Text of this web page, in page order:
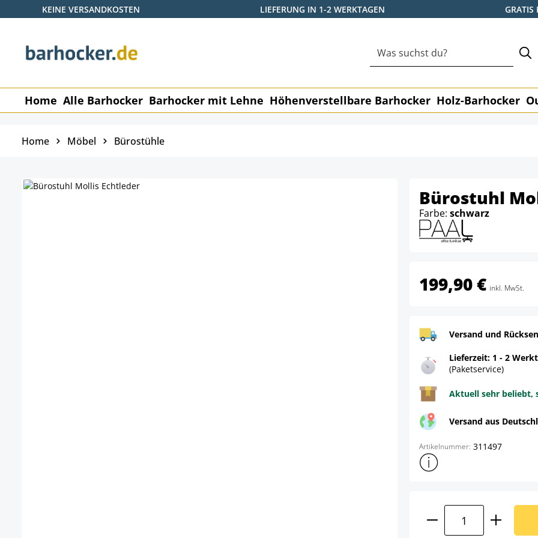
Hauptinhalt springen
Zur Suche springen
Zur Hauptnavigation springen
KEINE VERSANDKOSTEN LIEFERUNG IN 1-2 WERKTAGEN GRATIS
Home Alle Barhocker Barhocker mit Lehne Höhenverstellbare Barhocker Holz-Barhocker
Home Möbel Bürostühle
Bürostuhl
Farbe: schwarz
199,90 € inkl. MwSt.
Versand und
Lieferzeit: 1 - 2
(Paketservice)
Aktuell sehr beliebt,
Versand aus
Artikelnummer: 311497
Weitere
Produkt Anzahl: